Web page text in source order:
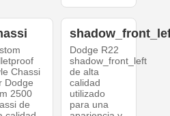
Chassi
Dodge
2500
de
Dodge R22
shadow_front_left
de alta
calidad
utilizado
para una